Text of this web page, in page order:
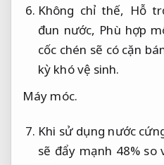
Không chỉ thế, Hỗ
đun nước, Phù hợp
cốc chén sẽ có cặn
kỳ khó vệ sinh.
Máy móc.
Khi sử dụng nước
sẽ đẩy mạnh 48%